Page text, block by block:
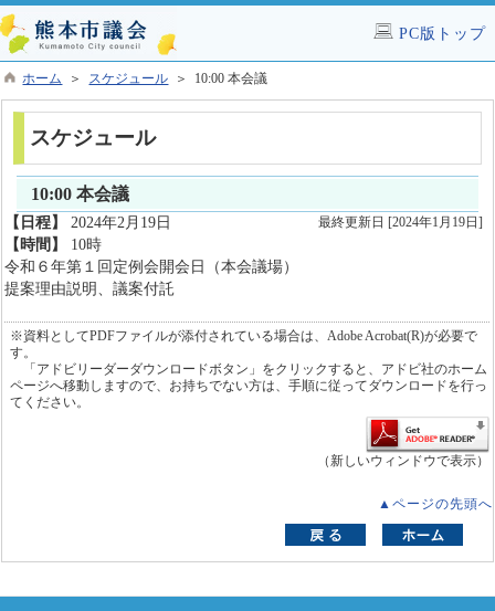
PC版トップ
ホーム ＞ スケジュール ＞ 10:00 本会議
スケジュール
10:00 本会議
【日程】 2024年2月19日 最終更新日 [2024年1月19日]
【時間】
10時
令和６年第１回定例会開会日（本会議場）
提案理由説明、議案付託
※資料としてPDFファイルが添付されている場合は、Adobe Acrobat(R)が必要で
す。
「アドビリーダーダウンロードボタン」をクリックすると、アドビ社のホーム
ページへ移動しますので、お持ちでない方は、手順に従ってダウンロードを行っ
てください。
（新しいウィンドウで表示）
▲ページの先頭へ